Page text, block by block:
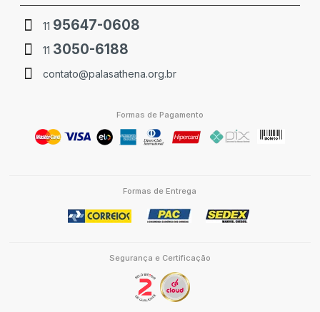
11 95647-0608
11 3050-6188
contato@palasathena.org.br
Formas de Pagamento
Formas de Entrega
Segurança e Certificação